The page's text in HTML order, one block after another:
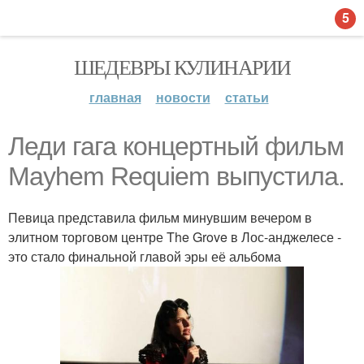
ШЕДЕВРЫ КУЛИНАРИИ
главная новости статьи
Леди гага концертный фильм
Mayhem Requiem выпустила.
Певица представила фильм минувшим вечером в
элитном торговом центре The Grove в Лос-анджелесе -
это стало финальной главой эры её альбома
5